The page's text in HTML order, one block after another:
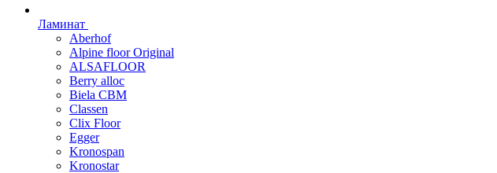
Ламинат
Aberhof
Alpine floor Original
ALSAFLOOR
Berry alloc
Biela CBM
Classen
Clix Floor
Egger
Kronospan
Kronostar